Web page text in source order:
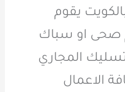
يقوم
صحى او سباك
المجاري
الاعمال